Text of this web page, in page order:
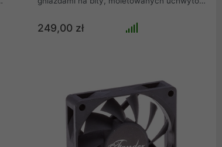
precyzyjnych bitów. Pokrywa zestawu jest
przymocowana za pomocą magnesów, a
śrub i części, wykorzystaj zintegrowaną
tackę pokrywy do grupowania bitów.
249,00 zł